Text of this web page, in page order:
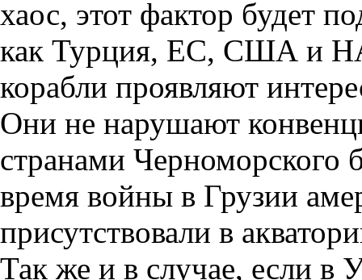
хаос, этот фактор будет
как Турция, ЕС, США и
корабли проявляют
Они не нарушают
странами Черноморского
время войны в Грузии
присутствовали в
Так же и в случае, если в